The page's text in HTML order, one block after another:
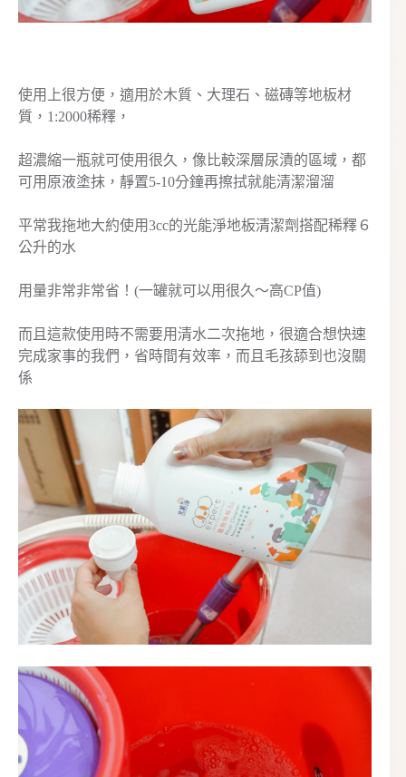
使用上很方便，適用於木質、大理石、磁磚等地板材
質，1:2000稀釋，
超濃縮一瓶就可使用很久，像比較深層尿漬的區域，都
可用原液塗抹，靜置5-10分鐘再擦拭就能清潔溜溜
平常我拖地大約使用3cc的光能淨地板清潔劑搭配稀釋６
公升的水
用量非常非常省！(一罐就可以用很久～高CP值)
而且這款使用時不需要用清水二次拖地，很適合想快速
完成家事的我們，省時間有效率，而且毛孩舔到也沒關
係